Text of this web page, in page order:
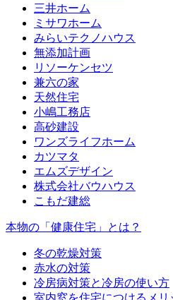
三井ホーム
ミサワホーム
みらいテクノハウス
無添加計画
リソーケンセツ
兼六の家
天然住宅
小嶋工務店
高砂建設
ワンズライフホーム
カツマタ
エムズデザイン
株式会社バウハウス
こもだ建総
本物の「健康住宅」とは？
冬の乾燥対策
赤水の対策
冷房病対策と冷房の使い方
室内窓を住宅につけるメリ